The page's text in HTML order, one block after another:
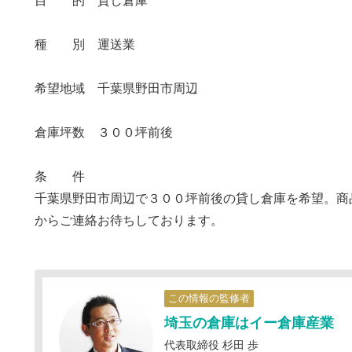
種 別 運送業
希望地域 千葉県野田市周辺
倉庫坪数 ３００坪前後
条 件
千葉県野田市周辺で３００坪前後の貸し倉庫を希望。
からご連絡お待ちしております。
この情報の監修者
埼玉の倉庫はイー倉庫産業
代表取締役 杉田 歩